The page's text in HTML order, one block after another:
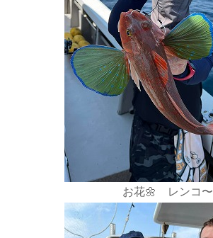
お花🌼 レンコ〜